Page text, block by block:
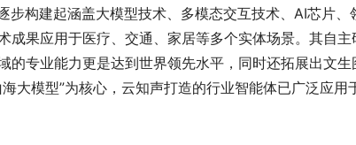
步构建起涵盖大模型技术、多模态交互技术、AI芯片
成果应用于医疗、交通、家居等多个实体场景。其自
的专业能力更是达到世界领先水平，同时还拓展出文
大模型”为核心，云知声打造的行业智能体已广泛应